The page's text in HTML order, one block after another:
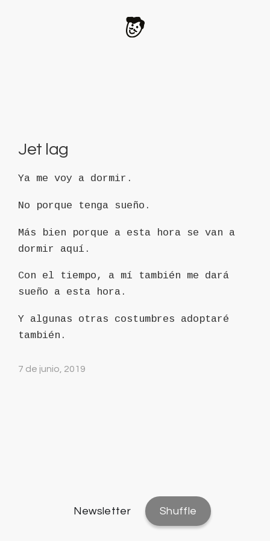
Jet lag
Ya me voy a dormir.
No porque tenga sueño.
Más bien porque a esta hora se van a
dormir aquí.
Con el tiempo, a mí también me dará
sueño a esta hora.
Y algunas otras costumbres adoptaré
también.
7 de junio, 2019
Newsletter Shuffle